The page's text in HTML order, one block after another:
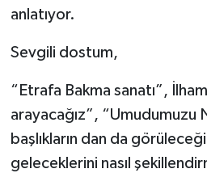
anlatıyor.
Sevgili dostum,
“Etrafa Bakma sanatı”,
arayacağız”, “Umudumuzu
başlıkların dan da
geleceklerini nasıl